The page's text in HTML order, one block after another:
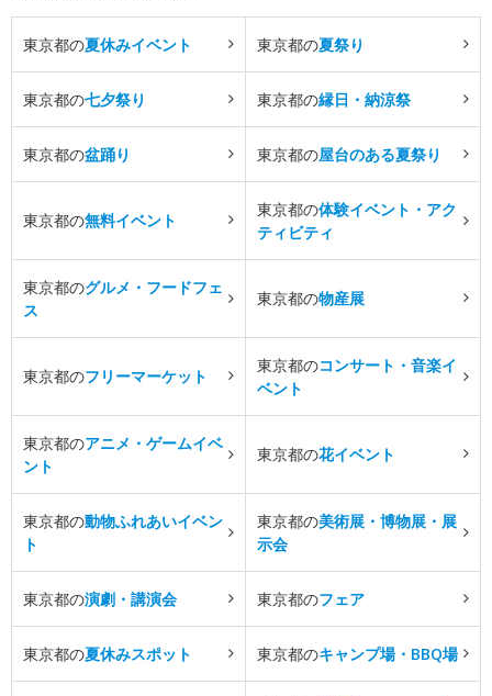
東京都の夏休みイベント 東京都の夏祭り
東京都の七夕祭り 東京都の縁日・納涼祭
東京都の盆踊り 東京都の屋台のある夏祭り
東京都の無料イベント
東京都の体験イベント・アク
ティビティ
東京都のグルメ・フードフェ
ス
東京都の物産展
東京都のフリーマーケット
東京都のコンサート・音楽イ
ベント
東京都のアニメ・ゲームイベ
ント
東京都の花イベント
東京都の動物ふれあいイベン
ト
東京都の美術展・博物展・展
示会
東京都の演劇・講演会 東京都のフェア
東京都の夏休みスポット 東京都のキャンプ場・BBQ場